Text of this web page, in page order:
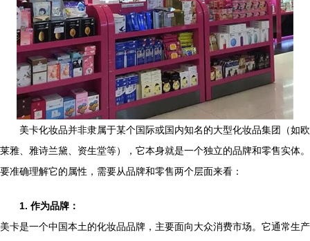
美卡化妆品并非隶属于某个国际或国内知名的大型化妆品集团（如欧
莱雅、雅诗兰黛、资生堂等），它本身就是一个独立的品牌和零售实体。
要准确理解它的属性，需要从品牌和零售两个层面来看：
1. 作为品牌：
美卡是一个中国本土的化妆品品牌，主要面向大众消费市场。它通常生产